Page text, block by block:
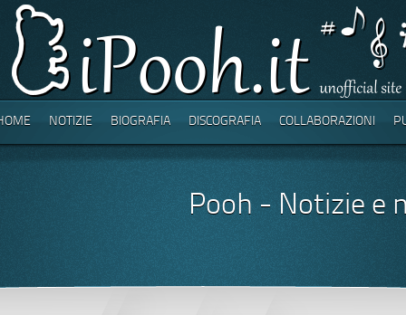
NOTIZIE BIOGRAFIA DISCOGRAFIA COLLABORAZIONI
Pooh - Notizie e